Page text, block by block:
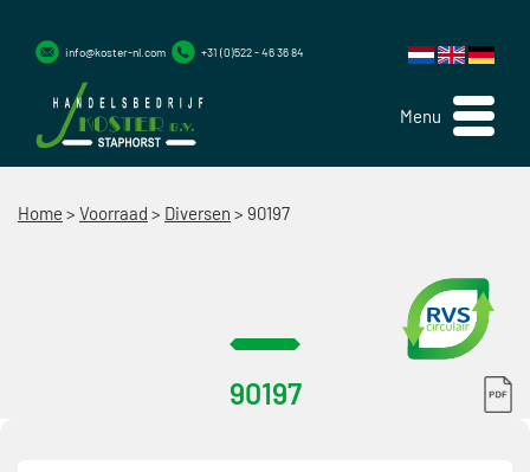
Menu
info@koster-nl.com +31 (0)522 - 46 36 84
Home > Voorraad > Diversen > 90197
90197